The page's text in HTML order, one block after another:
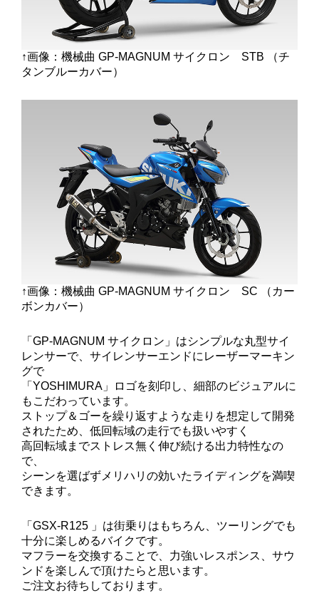
↑画像：機械曲 GP-MAGNUM サイクロン STB （チ
タンブルーカバー）
↑画像：機械曲 GP-MAGNUM サイクロン SC （カー
ボンカバー）
「GP-MAGNUM サイクロン」はシンプルな丸型サイ
レンサーで、サイレンサーエンドにレーザーマーキン
グで
「YOSHIMURA」ロゴを刻印し、細部のビジュアルに
もこだわっています。
ストップ＆ゴーを繰り返すような走りを想定して開発
されたため、低回転域の走行でも扱いやすく
高回転域までストレス無く伸び続ける出力特性なの
で、
シーンを選ばずメリハリの効いたライディングを満喫
できます。
「GSX-R125 」は街乗りはもちろん、ツーリングでも
十分に楽しめるバイクです。
マフラーを交換することで、力強いレスポンス、サウ
ンドを楽しんで頂けたらと思います。
ご注文お待ちしております。